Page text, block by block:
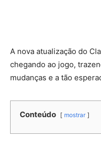
A nova atualização do
chegando ao jogo,
mudanças e a tão
Conteúdo mostrar